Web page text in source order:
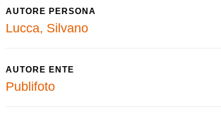
AUTORE PERSONA
Lucca, Silvano
AUTORE ENTE
Publifoto